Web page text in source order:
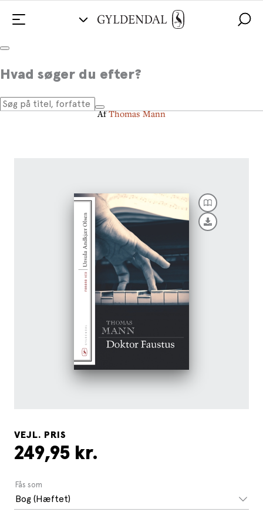
Hvad søger du efter?
Doktor Faustus
Med forord af Ursula Andkjær Olsen
AfThomas Mann
VEJL. PRIS
249,95 kr.
Fås som
Bog (Hæftet)